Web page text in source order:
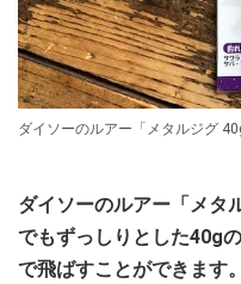
ダイソーのルアー「メタルジグ
ダイソーのルアー「メタ
でもずっしりとした40g
で飛ばすことができます。